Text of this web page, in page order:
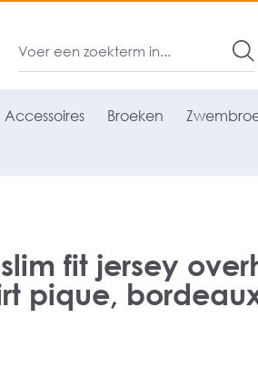
Accessoires Broeken
fit jersey
pique,